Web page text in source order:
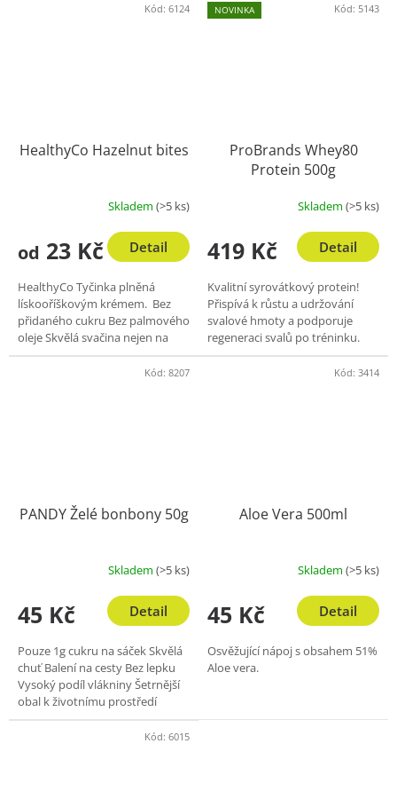
HealthyCo Hazelnut bites
Skladem (>5 ks)
od 23 Kč Detail
HealthyCo Tyčinka plněná
lískooříškovým krémem. Bez
přidaného cukru Bez palmového
oleje Skvělá svačina nejen na
cesty
Kód: 6124 NOVINKA
ProBrands Whey80
Protein 500g
Skladem (>5 ks)
419 Kč Detail
Kvalitní syrovátkový protein!
Přispívá k růstu a udržování
svalové hmoty a podporuje
regeneraci svalů po tréninku.
bohaté na aminokyseliny bez
přidaných cukrů skvělá chuť...
Kód: 5143
PANDY Želé bonbony 50g
Skladem (>5 ks)
45 Kč Detail
Pouze 1g cukru na sáček Skvělá
chuť Balení na cesty Bez lepku
Vysoký podíl vlákniny Šetrnější
obal k životnímu prostředí
Kód: 8207
Aloe Vera 500ml
Skladem (>5 ks)
45 Kč Detail
Osvěžující nápoj s obsahem 51%
Aloe vera.
Kód: 3414
Kód: 6015